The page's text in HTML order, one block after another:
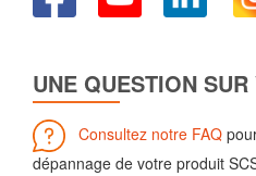
UNE QUESTION
Consultez notre FAQ
dépannage de votre produit